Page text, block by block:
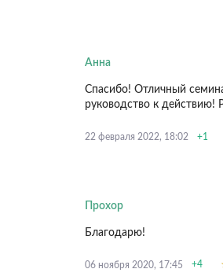
Анна
Спасибо! Отличный
руководство к действию!
22 февраля 2022, 18:02 +1
Прохор
Благодарю!
06 ноября 2020, 17:45 +4